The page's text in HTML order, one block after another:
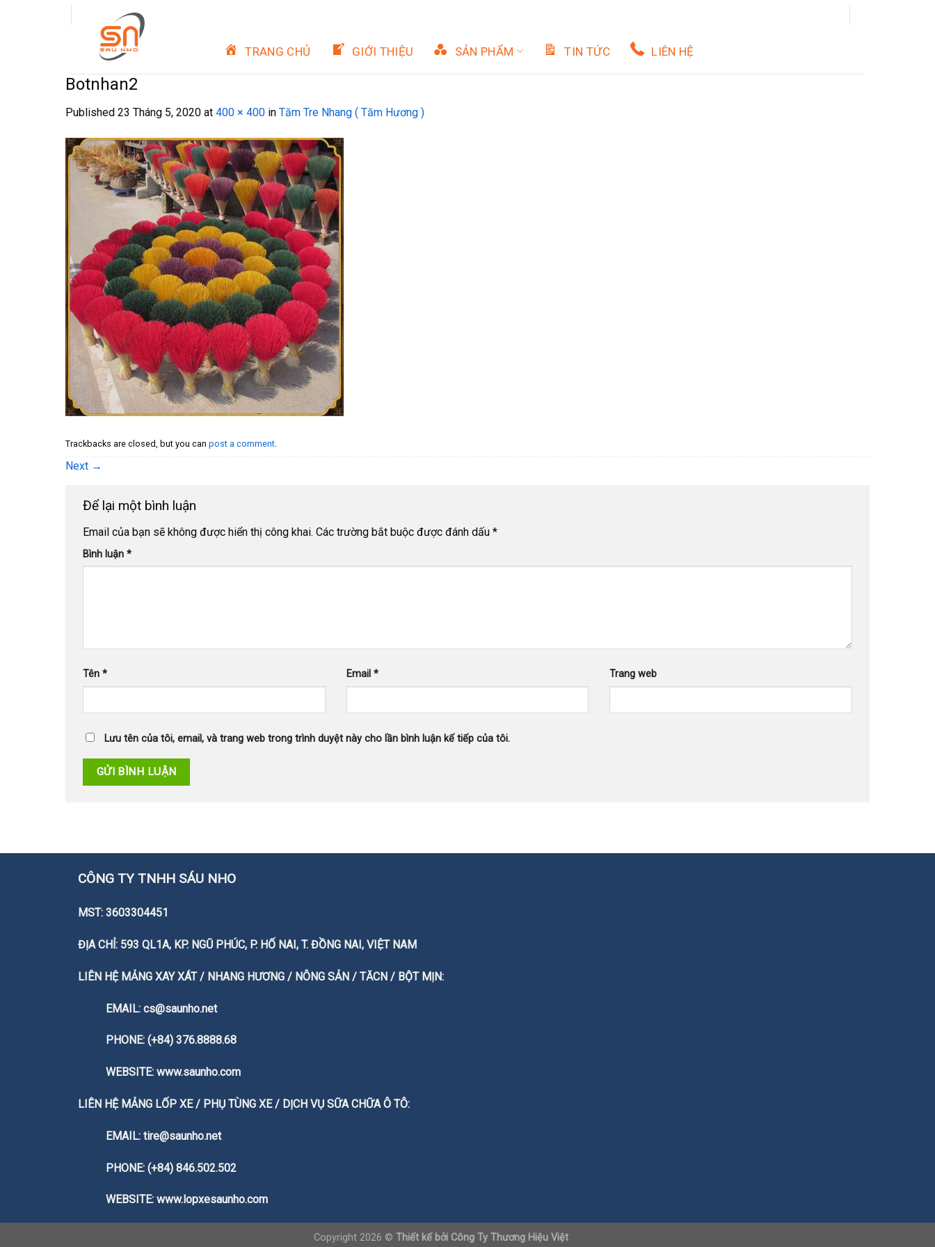
TRANG CHỦ GIỚI THIỆU SẢN PHẨM TIN TỨC LIÊN HỆ
Botnhan2
Published 23 Tháng 5, 2020 at 400 × 400 in Tăm Tre Nhang ( Tăm Hương )
Trackbacks are closed, but you can post a comment.
Next →
Để lại một bình luận
Email của bạn sẽ không được hiển thị công khai. Các trường bắt buộc được đánh dấu *
Bình luận *
Tên * Email * Trang web
Lưu tên của tôi, email, và trang web trong trình duyệt này cho lần bình luận kế tiếp của tôi.
CÔNG TY TNHH SÁU NHO
MST: 3603304451
ĐỊA CHỈ: 593 QL1A, KP. NGŨ PHÚC, P. HỐ NAI, T. ĐỒNG NAI, VIỆT NAM
LIÊN HỆ MẢNG XAY XÁT / NHANG HƯƠNG / NÔNG SẢN / TĂCN / BỘT MỊN:
EMAIL: cs@saunho.net
PHONE: (+84) 376.8888.68
WEBSITE: www.saunho.com
LIÊN HỆ MẢNG LỐP XE / PHỤ TÙNG XE / DỊCH VỤ SỮA CHỮA Ô TÔ:
EMAIL: tire@saunho.net
PHONE: (+84) 846.502.502
WEBSITE: www.lopxesaunho.com
Copyright 2026 © Thiết kế bởi Công Ty Thương Hiệu Việt